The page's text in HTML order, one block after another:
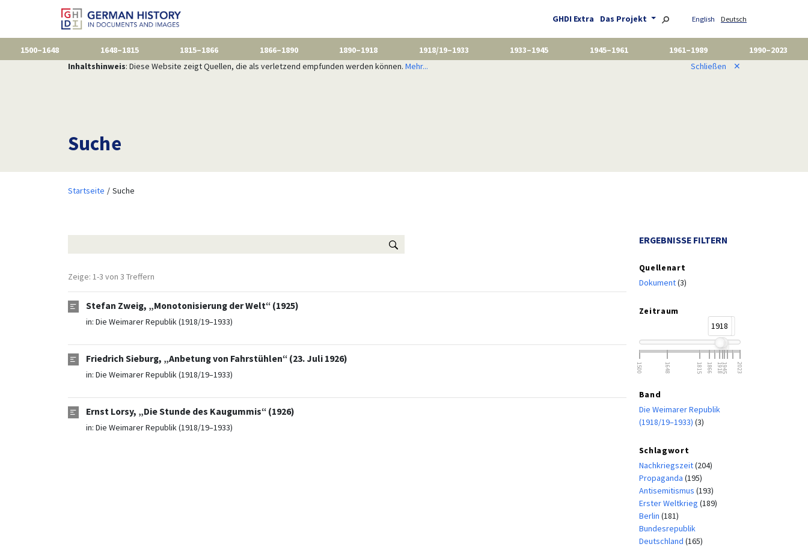
GHDI Extra Das Projekt English Deutsch
1500–1648 1648–1815 1815–1866 1866–1890 1890–1918 1918/19–1933 1933–1945 1945–1961 1961–1989
1990–2023
Inhaltshinweis: Diese Website zeigt Quellen, die als verletzend empfunden werden können. Mehr... Schließen ✕
Suche
Startseite Suche
Zeige: 1-3 von 3 Treffern
Stefan Zweig, „Monotonisierung der Welt“ (1925)
in: Die Weimarer Republik (1918/19–1933)
Friedrich Sieburg, „Anbetung von Fahrstühlen“ (23. Juli 1926)
in: Die Weimarer Republik (1918/19–1933)
Ernst Lorsy, „Die Stunde des Kaugummis“ (1926)
in: Die Weimarer Republik (1918/19–1933)
ERGEBNISSE FILTERN
Quellenart
Dokument(3)
Zeitraum
1918
1933
1500 1648 1815 1866 19181945 2023
Band
Die Weimarer Republik
(1918/19–1933) (3)
Schlagwort
Nachkriegszeit(204)
Propaganda (195)
Antisemitismus (193)
Erster Weltkrieg (189)
Berlin (181)
Bundesrepublik
Deutschland (165)